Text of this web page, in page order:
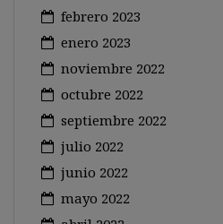
febrero 2023
enero 2023
noviembre 2022
octubre 2022
septiembre 2022
julio 2022
junio 2022
mayo 2022